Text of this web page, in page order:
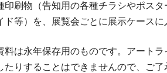
印刷物（告知用の各種チラシやポス
ド等）を、展覧会ごとに展示ケース
は永年保存用のものです。アート
たりすることはできませんので、ご了